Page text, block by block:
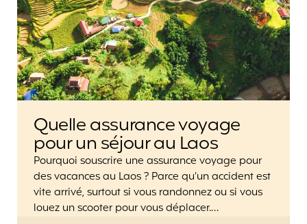
Quelle assurance voyage
pour un séjour au Laos
Pourquoi souscrire une assurance voyage pour
des vacances au Laos ? Parce qu’un accident est
vite arrivé, surtout si vous randonnez ou si vous
louez un scooter pour vous déplacer.…